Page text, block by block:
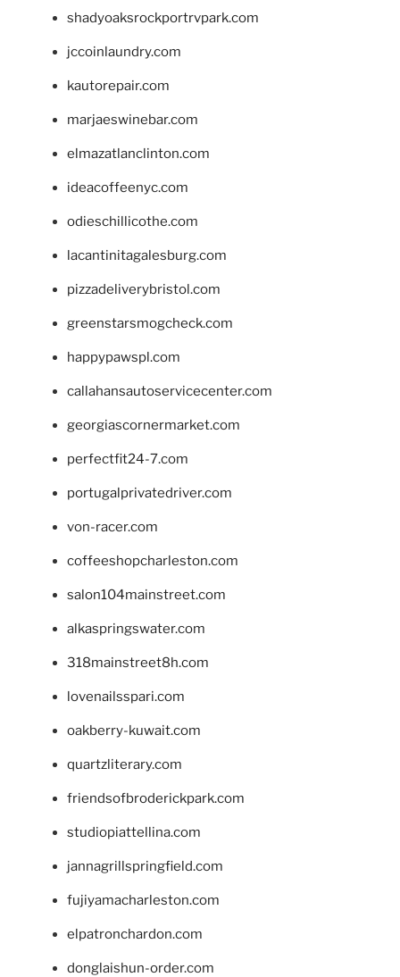
shadyoaksrockportrvpark.com
jccoinlaundry.com
kautorepair.com
marjaeswinebar.com
elmazatlanclinton.com
ideacoffeenyc.com
odieschillicothe.com
lacantinitagalesburg.com
pizzadeliverybristol.com
greenstarsmogcheck.com
happypawspl.com
callahansautoservicecenter.com
georgiascornermarket.com
perfectfit24-7.com
portugalprivatedriver.com
von-racer.com
coffeeshopcharleston.com
salon104mainstreet.com
alkaspringswater.com
318mainstreet8h.com
lovenailsspari.com
oakberry-kuwait.com
quartzliterary.com
friendsofbroderickpark.com
studiopiattellina.com
jannagrillspringfield.com
fujiyamacharleston.com
elpatronchardon.com
donglaishun-order.com